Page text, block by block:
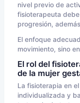
nivel previo de
fisioterapeuta
progresión,
El enfoque
movimiento, sino
El rol del
de la mujer
La fisioterapia en
individualizada y